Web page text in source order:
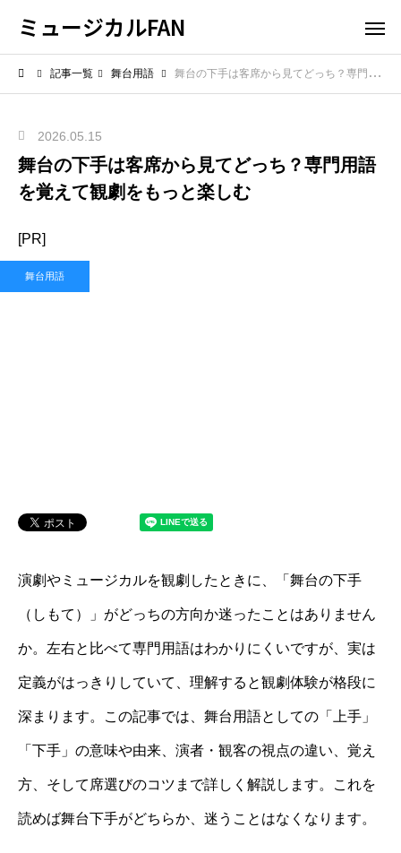
ミュージカルFAN
記事一覧 舞台用語 舞台の下手は客席から見てどっち？専門用語を覚えて観劇をもっと楽しむ
2026.05.15
舞台の下手は客席から見てどっち？専門用語
を覚えて観劇をもっと楽しむ
[PR]
舞台用語
演劇やミュージカルを観劇したときに、「舞台の下手
（しもて）」がどっちの方向か迷ったことはありません
か。左右と比べて専門用語はわかりにくいですが、実は
定義がはっきりしていて、理解すると観劇体験が格段に
深まります。この記事では、舞台用語としての「上手」
「下手」の意味や由来、演者・観客の視点の違い、覚え
方、そして席選びのコツまで詳しく解説します。これを
読めば舞台下手がどちらか、迷うことはなくなります。